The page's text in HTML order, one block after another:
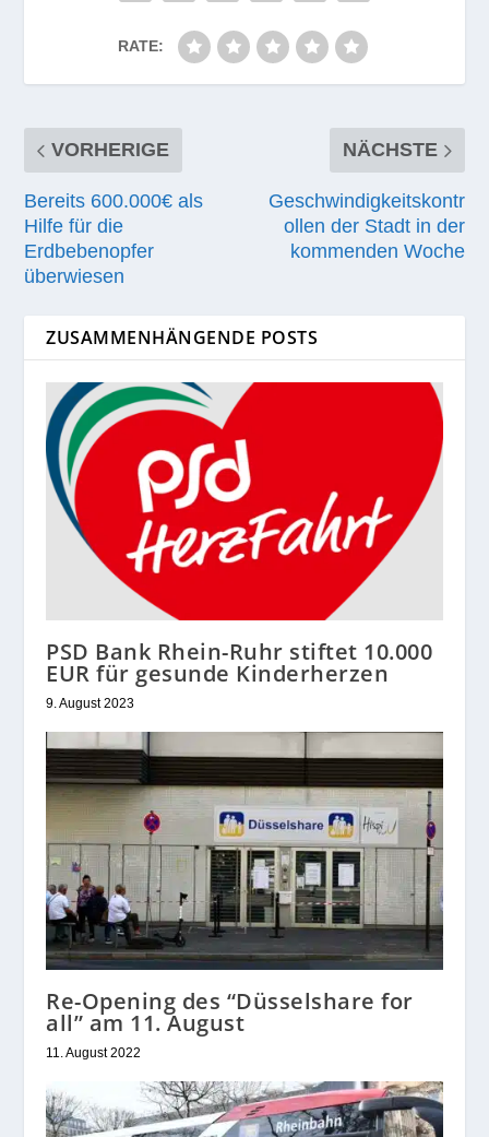
RATE:
VORHERIGE
Bereits 600.000€ als
Hilfe für die
Erdbebenopfer
überwiesen
NÄCHSTE
Geschwindigkeitskontr
ollen der Stadt in der
kommenden Woche
ZUSAMMENHÄNGENDE POSTS
PSD Bank Rhein-Ruhr stiftet 10.000
EUR für gesunde Kinderherzen
9. August 2023
Re-Opening des “Düsselshare for
all” am 11. August
11. August 2022